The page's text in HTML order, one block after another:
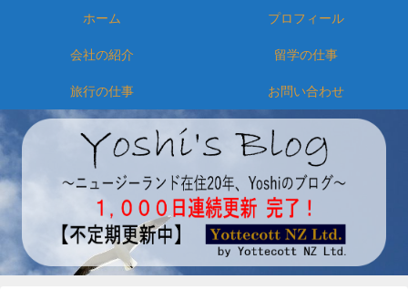
ホーム プロフィール
会社の紹介 留学の仕事
旅行の仕事 お問い合わせ